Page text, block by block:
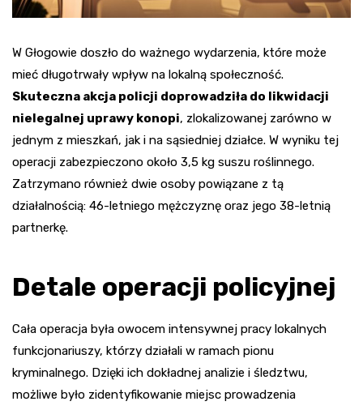
W Głogowie doszło do ważnego wydarzenia, które może
mieć długotrwały wpływ na lokalną społeczność.
Skuteczna akcja policji doprowadziła do likwidacji
nielegalnej uprawy konopi, zlokalizowanej zarówno w
jednym z mieszkań, jak i na sąsiedniej działce. W wyniku tej
operacji zabezpieczono około 3,5 kg suszu roślinnego.
Zatrzymano również dwie osoby powiązane z tą
działalnością: 46-letniego mężczyznę oraz jego 38-letnią
partnerkę.
Detale operacji policyjnej
Cała operacja była owocem intensywnej pracy lokalnych
funkcjonariuszy, którzy działali w ramach pionu
kryminalnego. Dzięki ich dokładnej analizie i śledztwu,
możliwe było zidentyfikowanie miejsc prowadzenia